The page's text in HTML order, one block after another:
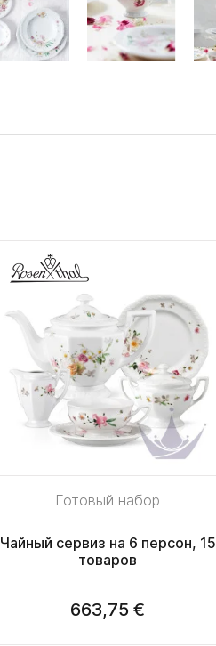
Готовый набор
Чайный сервиз на 6 персон, 15
товаров
663,75 €